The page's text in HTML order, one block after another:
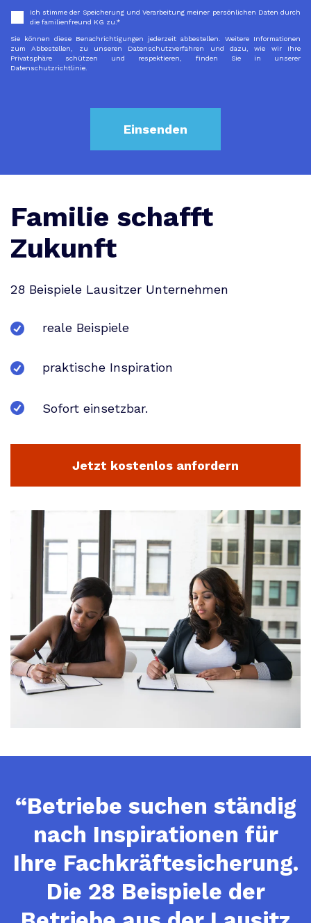
Ich stimme der Speicherung und Verarbeitung meiner persönlichen Daten durch
die familienfreund KG zu. *
Sie können diese Benachrichtigungen jederzeit abbestellen. Weitere Informationen
zum Abbestellen, zu unseren Datenschutzverfahren und dazu, wie wir Ihre
Privatsphäre schützen und respektieren, finden Sie in unserer
Datenschutzrichtlinie.
Familie schafft
Zukunft
28 Beispiele Lausitzer Unternehmen
reale Beispiele
praktische Inspiration
Sofort einsetzbar.
Jetzt kostenlos anfordern
“Betriebe suchen ständig
nach Inspirationen für
Ihre Fachkräftesicherung.
Die 28 Beispiele der